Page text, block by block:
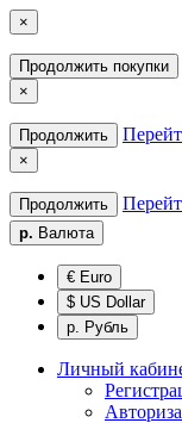
×
Продолжить покупки
×
Продолжить
×
Продолжить
р. Валюта
€ Euro
$ US Dollar
р. Рубль
Личный